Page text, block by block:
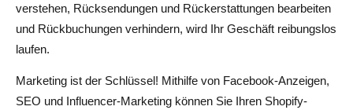
Sperren und Sperrungen von Shopify-Shops und
Kontosperrungen verhindern
Shopify?
verstehen, Rücksendungen und Rückerstattungen bearbeiten
und Rückbuchungen verhindern, wird Ihr Geschäft reibungslos
laufen.
Marketing ist der Schlüssel! Mithilfe von Facebook-Anzeigen,
SEO und Influencer-Marketing können Sie Ihren Shopify-